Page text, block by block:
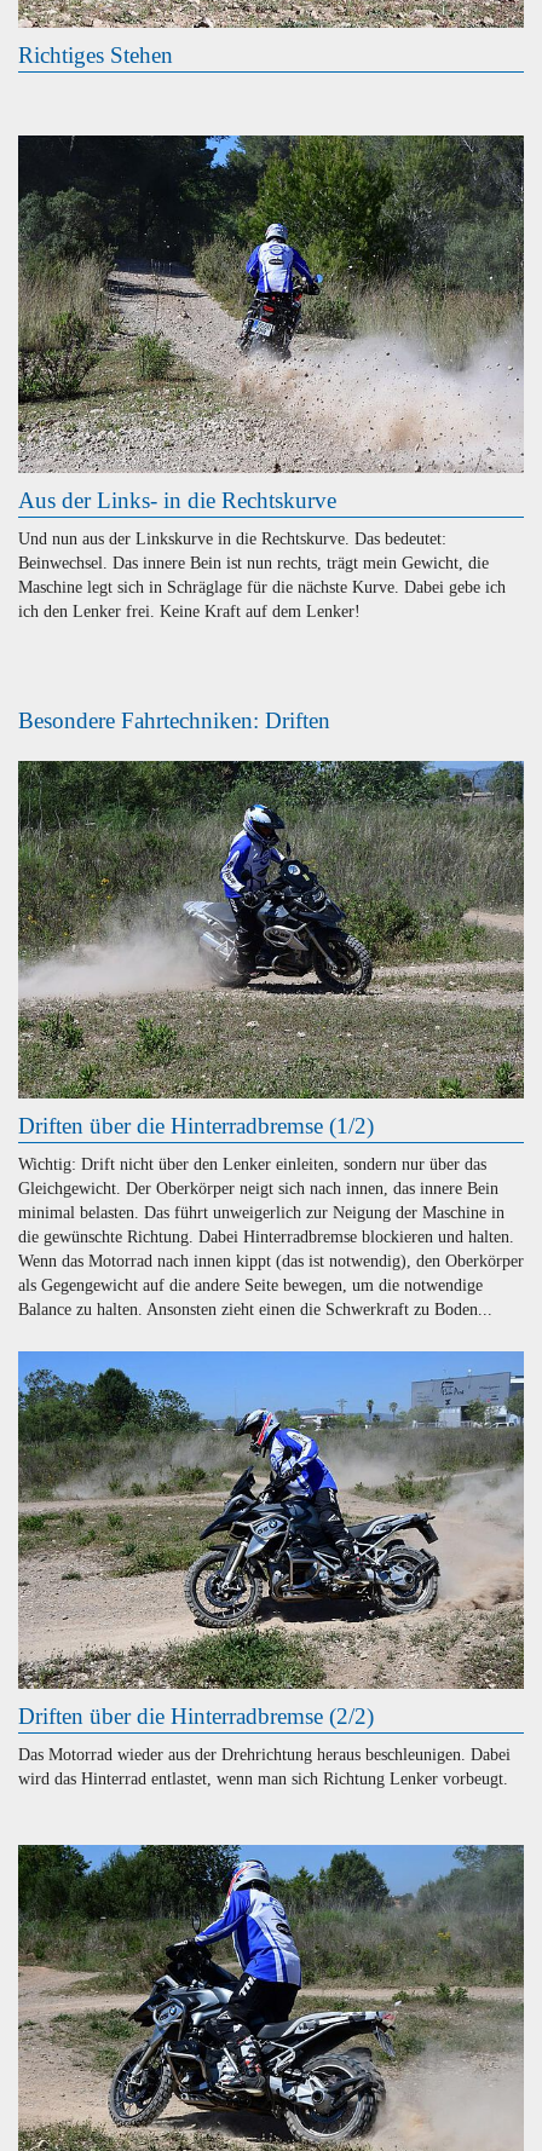
Richtiges Stehen
Aus der Links- in die Rechtskurve
Und nun aus der Linkskurve in die Rechtskurve. Das bedeutet:
Beinwechsel. Das innere Bein ist nun rechts, trägt mein Gewicht, die
Maschine legt sich in Schräglage für die nächste Kurve. Dabei gebe ich
ich den Lenker frei. Keine Kraft auf dem Lenker!
Besondere Fahrtechniken: Driften
Driften über die Hinterradbremse (1/2)
Wichtig: Drift nicht über den Lenker einleiten, sondern nur über das
Gleichgewicht. Der Oberkörper neigt sich nach innen, das innere Bein
minimal belasten. Das führt unweigerlich zur Neigung der Maschine in
die gewünschte Richtung. Dabei Hinterradbremse blockieren und halten.
Wenn das Motorrad nach innen kippt (das ist notwendig), den Oberkörper
als Gegengewicht auf die andere Seite bewegen, um die notwendige
Balance zu halten. Ansonsten zieht einen die Schwerkraft zu Boden...
Driften über die Hinterradbremse (2/2)
Das Motorrad wieder aus der Drehrichtung heraus beschleunigen. Dabei
wird das Hinterrad entlastet, wenn man sich Richtung Lenker vorbeugt.